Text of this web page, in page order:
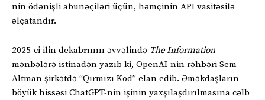
nin ödənişli abunəçiləri üçün, həmçinin API vasitəsilə
əlçatandır.
2025-ci ilin dekabrının əvvəlində The Information
mənbələrə istinadən yazıb ki, OpenAI-nin rəhbəri Sem
Altman şirkətdə “Qırmızı Kod” elan edib. Əməkdaşların
böyük hissəsi ChatGPT-nin işinin yaxşılaşdırılmasına cəlb